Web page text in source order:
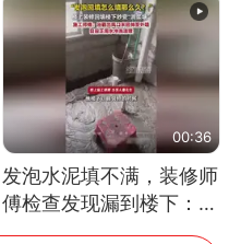
教！
00:36
发泡水泥填不满，装修师
傅检查发现漏到楼下：出
风口未延伸到外墙